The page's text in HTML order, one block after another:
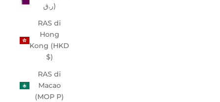
ر.ق)
RAS di
Hong
Kong (HKD
$)
RAS di
Macao
(MOP P)